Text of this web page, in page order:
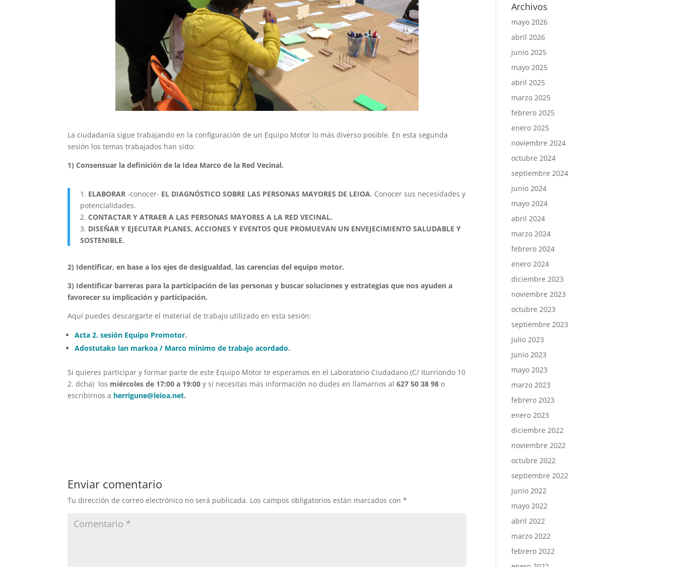
La ciudadanía sigue trabajando en la configuración de un Equipo Motor lo más diverso posible. En esta segunda
sesión los temas trabajados han sido:
1) Consensuar la definición de la Idea Marco de la Red Vecinal.
1. ELABORAR -conocer- EL DIAGNÓSTICO SOBRE LAS PERSONAS MAYORES DE LEIOA. Conocer sus necesidades y
potencialidades.
2.CONTACTAR Y ATRAER A LAS PERSONAS MAYORES A LA RED VECINAL.
3. DISEÑAR Y EJECUTAR PLANES, ACCIONES Y EVENTOS QUE PROMUEVAN UN ENVEJECIMIENTO SALUDABLE Y
SOSTENIBLE.
2) Identificar, en base a los ejes de desigualdad, las carencias del equipo motor.
3) Identificar barreras para la participación de las personas y buscar soluciones y estrategias que nos ayuden a
favorecer su implicación y participación.
Aquí puedes descargarte el material de trabajo utilizado en esta sesión:
Acta 2. sesión Equipo Promotor.
Adostutako lan markoa / Marco mínimo de trabajo acordado.
Si quieres participar y formar parte de este Equipo Motor te esperamos en el Laboratorio Ciudadano (C/ Iturriondo 10
2. dcha) los miércoles de 17:00 a 19:00 y si necesitas más información no dudes en llamarnos al627 50 38 98 o
escribirnos a herrigune@leioa.net.
Enviar comentario
Tu dirección de correo electrónico no será publicada. Los campos obligatorios están marcados con*
Archivos
mayo 2026
abril 2026
junio 2025
mayo 2025
abril 2025
marzo 2025
febrero 2025
enero 2025
noviembre 2024
octubre 2024
septiembre 2024
junio 2024
mayo 2024
abril 2024
marzo 2024
febrero 2024
enero 2024
diciembre 2023
noviembre 2023
octubre 2023
septiembre 2023
julio 2023
junio 2023
mayo 2023
marzo 2023
febrero 2023
enero 2023
diciembre 2022
noviembre 2022
octubre 2022
septiembre 2022
junio 2022
mayo 2022
abril 2022
marzo 2022
febrero 2022